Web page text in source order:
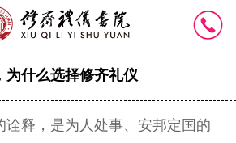
为什么选择修齐礼仪
诠释，是为人处事、安邦定国的